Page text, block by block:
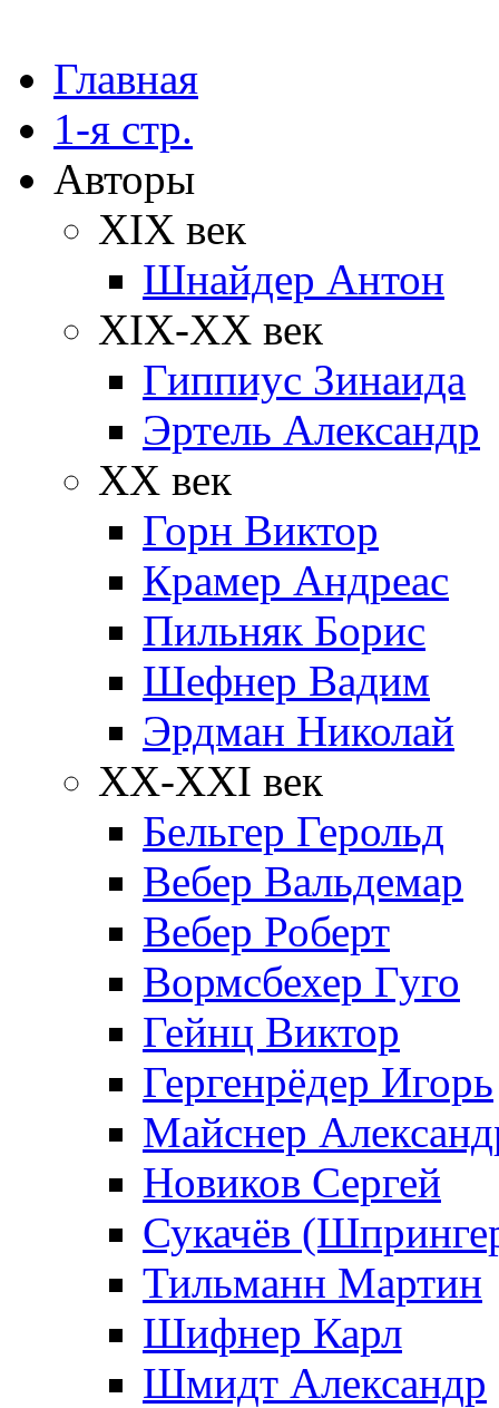
Главная
1-я стр.
Авторы
XIX век
Шнайдер Антон
XIX-XX век
Гиппиус Зинаида
Эртель Александр
XX век
Горн Виктор
Крамер Андреас
Пильняк Борис
Шефнер Вадим
Эрдман Николай
ХХ-XXI век
Бельгер Герольд
Вебер Вальдемар
Вебер Роберт
Вормсбехер Гуго
Гейнц Виктор
Гергенрёдер Игорь
Майснер
Новиков Сергей
Сукачёв
Тильманн Мартин
Шифнер Карл
Шмидт Александр